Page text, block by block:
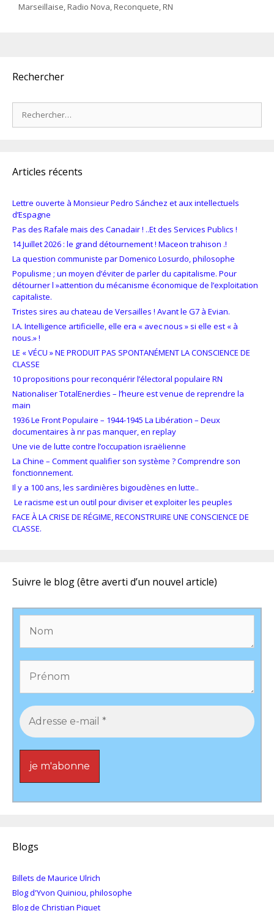
Marseillaise,Radio Nova,Reconquete,RN
Rechercher
Articles récents
Lettre ouverte à Monsieur Pedro Sánchez et aux intellectuels
d’Espagne
Pas des Rafale mais des Canadair ! ..Et des Services Publics !
14 Juillet 2026 : le grand détournement ! Maceon trahison .!
La question communiste par Domenico Losurdo, philosophe
Populisme ; un moyen d’éviter de parler du capitalisme. Pour
détourner l »attention du mécanisme économique de l’exploitation
capitaliste.
Tristes sires au chateau de Versailles ! Avant le G7 à Evian.
I.A. Intelligence artificielle, elle era « avec nous » si elle est « à
nous.» !
LE « VÉCU » NE PRODUIT PAS SPONTANÉMENT LA CONSCIENCE DE
CLASSE
10 propositions pour reconquérir l’électoral populaire RN
Nationaliser TotalEnerdies – l’heure est venue de reprendre la
main
1936 Le Front Populaire – 1944-1945 La Libération – Deux
documentaires à nr pas manquer, en replay
Une vie de lutte contre l’occupation israëlienne
La Chine – Comment qualifier son système ? Comprendre son
fonctionnement.
Il y a 100 ans, les sardinières bigoudènes en lutte..
Le racisme est un outil pour diviser et exploiter les peuples
FACE À LA CRISE DE RÉGIME, RECONSTRUIRE UNE CONSCIENCE DE
CLASSE.
Suivre le blog (être averti d’un nouvel article)
Blogs
Billets de Maurice Ulrich
Blog d'Yvon Quiniou, philosophe
Blog de Christian Piquet